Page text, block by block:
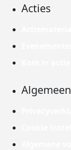
Acties
Algemeen